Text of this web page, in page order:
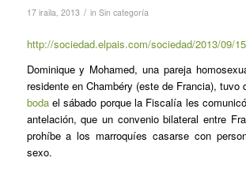
17 iraila, 2013 / in Sin categoría
http://sociedad.elpais.com/sociedad/2013/09/
Dominique y Mohamed, una pareja
residente en Chambéry (este de Francia), tuvo
bodael sábado porque la Fiscalía les
antelación, que un convenio bilateral entre
prohíbe a los marroquíes casarse con
sexo.